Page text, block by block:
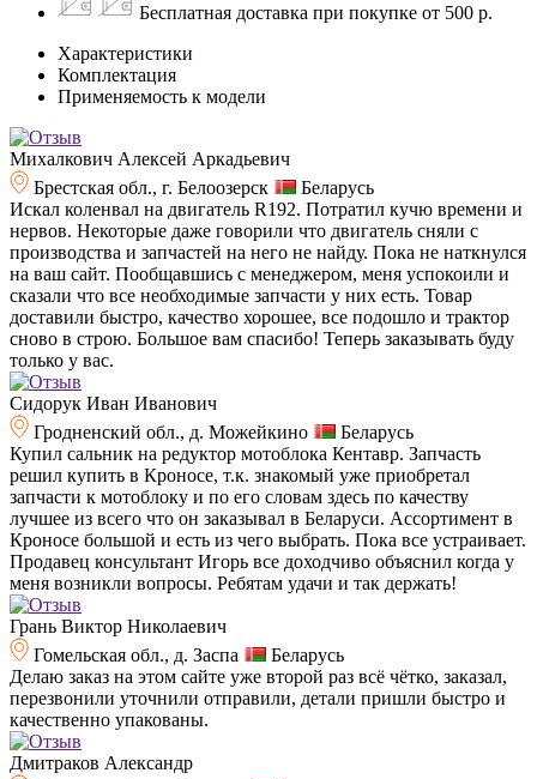
Бесплатная доставка при покупке от 500 р.
Характеристики
Комплектация
Применяемость к модели
Михалкович Алексей Аркадьевич
Брестская обл., г. Белоозерск
Беларусь
Искал коленвал на двигатель R192. Потратил кучю времени и
нервов. Некоторые даже говорили что двигатель сняли с
производства и запчастей на него не найду. Пока не наткнулся
на ваш сайт. Пообщавшись с менеджером, меня успокоили и
сказали что все необходимые запчасти у них есть. Товар
доставили быстро, качество хорошее, все подошло и трактор
сново в строю. Большое вам спасибо! Теперь заказывать буду
только у вас.
Сидорук Иван Иванович
Гродненский обл., д. Можейкино
Беларусь
Купил сальник на редуктор мотоблока Кентавр. Запчасть
решил купить в Кроносе, т.к. знакомый уже приобретал
запчасти к мотоблоку и по его словам здесь по качеству
лучшее из всего что он заказывал в Беларуси. Ассортимент в
Кроносе большой и есть из чего выбрать. Пока все устраивает.
Продавец консультант Игорь все доходчиво объяснил когда у
меня возникли вопросы. Ребятам удачи и так держать!
Грань Виктор Николаевич
Гомельская обл., д. Заспа
Беларусь
Делаю заказ на этом сайте уже второй раз всё чётко, заказал,
перезвонили уточнили отправили, детали пришли быстро и
качественно упакованы.
Дмитраков Александр